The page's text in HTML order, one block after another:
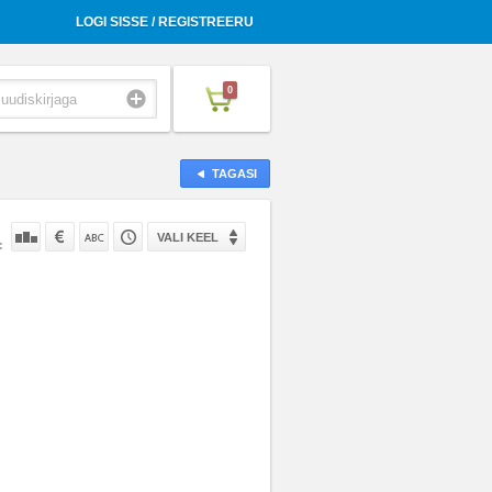
LOGI SISSE / REGISTREERU
0
TAGASI
VALI KEEL